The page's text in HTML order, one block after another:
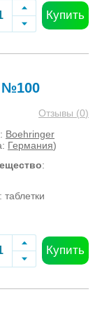
Купить
№100
Отзывы (0)
: Boehringer
Германия)
:
: таблетки
Купить